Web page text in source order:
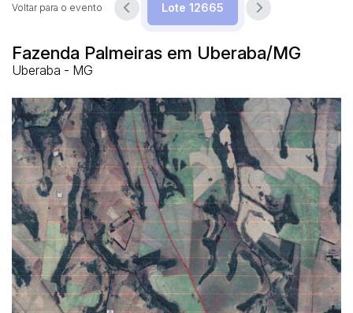
Fazenda Palmeiras em Uberaba/MG
Uberaba - MG
Voltar para o evento